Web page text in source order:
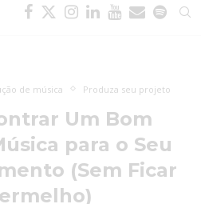
de música Produza seu projeto
Um Bom
para o Seu
(Sem Ficar